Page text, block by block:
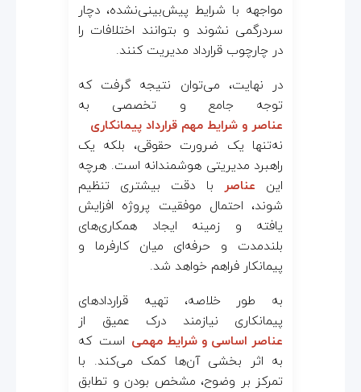
مواجهه با شرایط پیش‌بینی‌نشده، دچار
سردرگمی نشوند و بتوانند اختلافات را
در چارچوب قرارداد مدیریت کنند.
در نهایت، می‌توان نتیجه گرفت که
توجه جامع و تخصصی به
عناصر و شرایط مهم قرارداد پیمانکاری
نه‌تنها یک ضرورت حقوقی، بلکه یک
راهبرد مدیریتی هوشمندانه است. هرچه
این عناصر با دقت بیشتری تنظیم
شوند، احتمال موفقیت پروژه افزایش
یافته و زمینه ایجاد همکاری‌های
بلندمدت و حرفه‌ای میان کارفرما و
پیمانکار فراهم خواهد شد.
به طور خلاصه، تهیه قراردادهای
پیمانکاری نیازمند درک عمیق از
عناصر اساسی و شرایط مهمی است که
به اثر بخشی آن‌ها کمک می‌کند. با
تمرکز بر وضوح، مشخص بودن و تطابق